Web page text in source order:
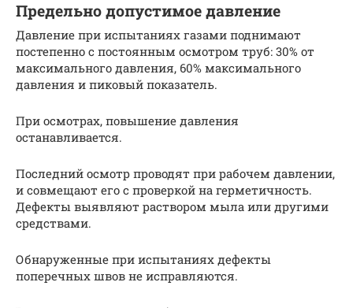
Предельно допустимое давление
Давление при испытаниях газами поднимают
постепенно с постоянным осмотром труб: 30% от
максимального давления, 60% максимального
давления и пиковый показатель.
При осмотрах, повышение давления
останавливается.
Последний осмотр проводят при рабочем давлении,
и совмещают его с проверкой на герметичность.
Дефекты выявляют раствором мыла или другими
средствами.
Обнаруженные при испытаниях дефекты
поперечных швов не исправляются.